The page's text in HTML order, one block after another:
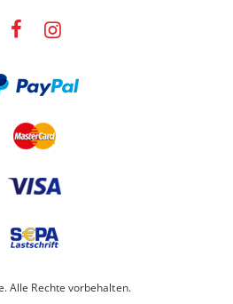
Alle Rechte vorbehalten.